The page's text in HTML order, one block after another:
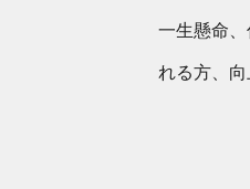
一生懸命
れる方、